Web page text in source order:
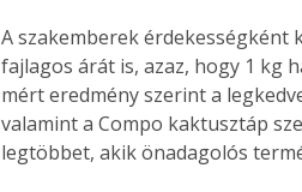
A szakemberek
fajlagos árát is, azaz, hogy 1 kg
mért eredmény szerint a
valamint a Compo kaktusztáp
legtöbbet, akik önadagolós